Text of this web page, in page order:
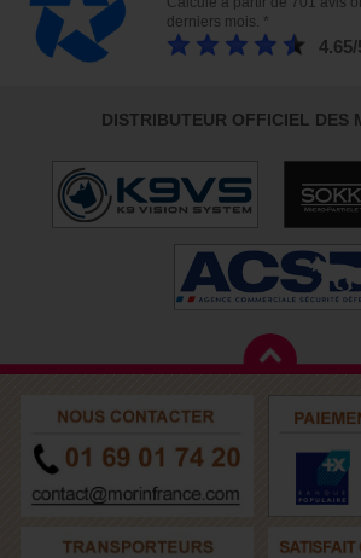
derniers mois. *
4.65/
DISTRIBUTEUR OFFICIEL DES